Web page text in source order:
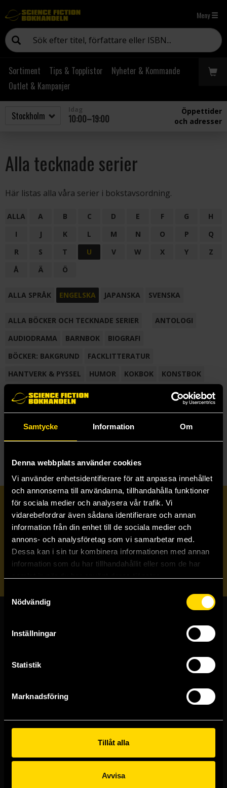
Samtycke Information Om
Denna webbplats använder cookies
Vi använder enhetsidentifierare för att anpassa innehållet
och annonserna till användarna, tillhandahålla funktioner
för sociala medier och analysera vår trafik. Vi
vidarebefordrar även sådana identifierare och annan
information från din enhet till de sociala medier och
annons- och analysföretag som vi samarbetar med.
Dessa kan i sin tur kombinera informationen med annan
information som du har tillhandahållit eller som de har
Nödvändig
Inställningar
Statistik
Marknadsföring
Tillåt alla
Avvisa
Meny
Sortiment Tips & Topplistor
Nyheter & Kommande
Outlet & Kampanjer
10:00–19:00
Öppettider
och adresser
Alla tecknade serier
Här listas alla våra serier i bokstavsordning.
ALLA A B C D E F G
H
I
J K L M N O P
Q
R
S T U V W X Y
Z
Å
Ä Ö
ALLA SPRÅK ENGELSKA JAPANSKA SVENSKA
ALLA BÖCKER OCH TECKNADE SERIER
ANTOLOGI
AUDIODRAMA
BARNBOK
BIOGRAFI
BÖCKER: BAKGRUND
FACKLITTERATUR
HANTVERK & PYSSEL
HUMOR KOKBOK
KONSTBOK
KORTROMAN
LÄROBOK
NOVELL
SAMLINGSVOLYM
TECKNA & MÅLA TECKNAD SERIE
Prenumerera på vårt nyhetsbrev
Veckobrevet
Skicka
Butiker & kundtjänst
Västerlånggatan 48
Göteborgsbutiken
Kungsgatan 19
Malmöbutiken